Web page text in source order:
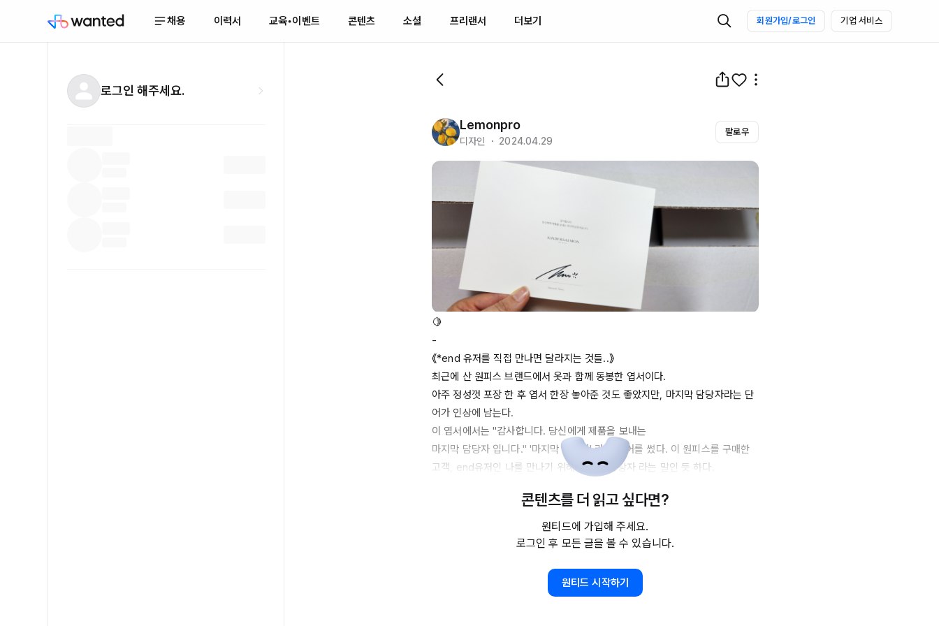
채용 이력서 교육•이벤트 콘텐츠 소셜 프리랜서 더보기 회원가입/로그인 기업 서비스
로그인 해주세요.
Lemonpro
디자인 ・ 2024.04.29
팔로우
🍋
-
《*end 유저를 직접 만나면 달라지는 것들..》
최근에 산 원피스 브랜드에서 옷과 함께 동봉한 엽서이다.
아주 정성껏 포장 한 후 엽서 한장 놓아준 것도 좋았지만, 마지막 담당자라는 단
어가 인상에 남는다.
이 엽서에서는 "감사합니다. 당신에게 제품을 보내는
마지막 담당자 입니다." '마지막 담당자' 라는 단어를 썼다. 이 원피스를 구매한
고객, end유저인 나를 만나기 위해 마지막 담당자 라는 말인 듯 하다.
나는 지금까지 '마지막 담당자'의 일을 많이 해왔다.
수년간 디자이너로써 기획자과 마케터의 일들이 시각적으로 잘 전달될 수 있게
'마지막 담당자'가 되어
내가 만든 이것을 받는 내고객은 두루뭉술하게 생각만 가졌었다..
콘텐츠를 더 읽고 싶다면?
원티드에 가입해 주세요.
로그인 후 모든 글을 볼 수 있습니다.
원티드 시작하기